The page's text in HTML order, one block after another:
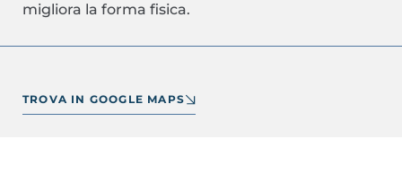
migliora la forma fisica.
TROVA IN GOOGLE MAPS